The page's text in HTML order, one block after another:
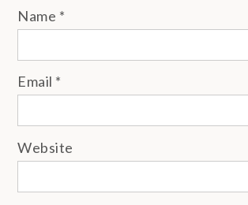
Name *
Email *
Website